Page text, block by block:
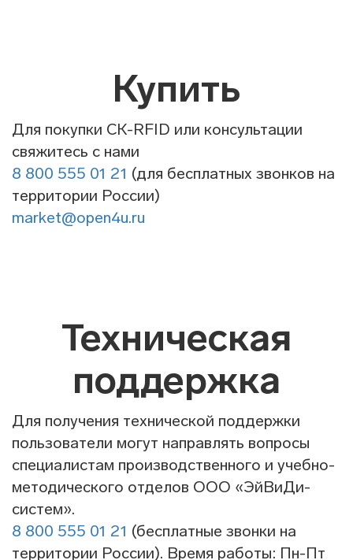
Купить
Для покупки СК-RFID или консультации
свяжитесь с нами
8 800 555 01 21 (для бесплатных звонков на
территории России)
market@open4u.ru
Техническая
поддержка
Для получения технической поддержки
пользователи могут направлять вопросы
специалистам производственного и учебно-
методического отделов ООО «ЭйВиДи-
систем».
8 800 555 01 21 (бесплатные звонки на
территории России). Время работы: Пн-Пт